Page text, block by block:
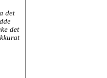
det
det